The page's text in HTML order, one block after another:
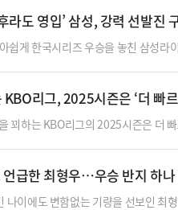
라도 영입’ 삼성, 강력 선발
쉽게 한국시리즈 우승을 놓친 삼성라
승16패, 평균자책점 5.97을 기록한
KBO리그, 2025시즌은 ‘더 빠
을 꾀하는 KBO리그의 2025시즌은 더
단 모두 아래로 이동한다.ABS 도입 이
언급한 최형우…우승 반지 하나
나이에도 변함없는 기량을 선보인 최